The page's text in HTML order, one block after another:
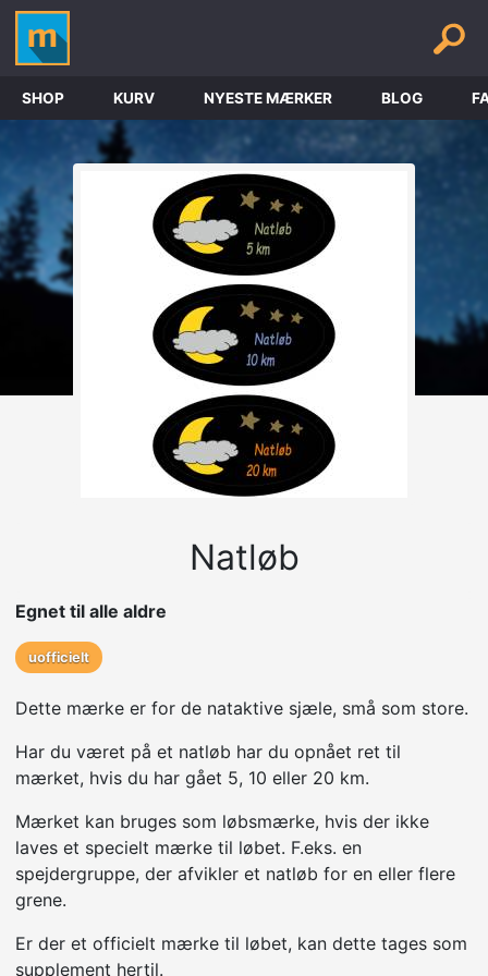
SHOP KURV NYESTE MÆRKER BLOG
Natløb
Egnet til alle aldre
uofficielt
Dette mærke er for de nataktive sjæle, små som store.
Har du været på et natløb har du opnået ret til
mærket, hvis du har gået 5, 10 eller 20 km.
Mærket kan bruges som løbsmærke, hvis der ikke
laves et specielt mærke til løbet. F.eks. en
spejdergruppe, der afvikler et natløb for en eller flere
grene.
Er der et officielt mærke til løbet, kan dette tages som
supplement hertil.